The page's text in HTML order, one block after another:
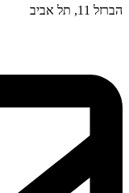
הברזל 11, תל אביב